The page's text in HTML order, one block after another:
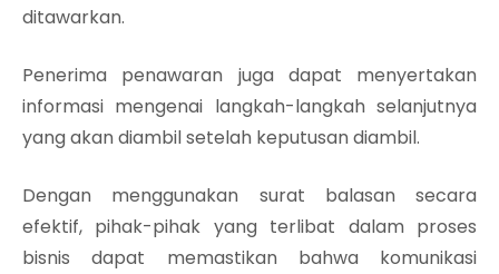
ditawarkan.
Penerima penawaran juga dapat menyertakan
informasi mengenai langkah-langkah selanjutnya
yang akan diambil setelah keputusan diambil.
Dengan menggunakan surat balasan secara
efektif, pihak-pihak yang terlibat dalam proses
bisnis dapat memastikan bahwa komunikasi